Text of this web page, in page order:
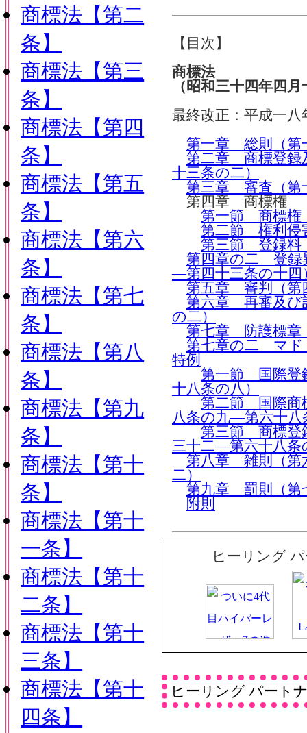
【目次】
商標法
（昭和三十四年四
最終改正：平成一
第一章 総則（第
第二章 商標登録
十三条の二）
第三章 審査（第
第四章 商標権
第一節 商標権
第二節 権利侵
第三節 登録料
第四章の二 登録
―第四十三条の十四
第五章 審判（第
第六章 再審及び
の二）
第七章 防護標章
第七章の二 マド
特例
第一節 国際登
十八条の八）
第二節 国際商
八条の九―第六十八
第三節 商標登
三十二―第六十八条
第八章 雑則（第
二）
第九章 罰則（第
附則
ヒーリング
ヒーリング パート
商標法【第二
条】
商標法【第三
条】
商標法【第四
条】
商標法【第五
条】
商標法【第六
条】
商標法【第七
条】
商標法【第八
条】
商標法【第九
条】
商標法【第十
条】
商標法【第十
一条】
商標法【第十
二条】
商標法【第十
三条】
商標法【第十
四条】